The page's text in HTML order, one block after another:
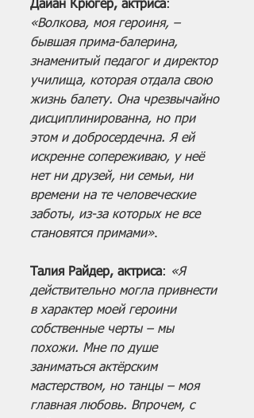
Дайан Крюгер, актриса:
«Волкова, моя героиня, –
бывшая прима-балерина,
знаменитый педагог и директор
училища, которая отдала свою
жизнь балету. Она чрезвычайно
дисциплинированна, но при
этом и добросердечна. Я ей
искренне сопереживаю, у неё
нет ни друзей, ни семьи, ни
времени на те человеческие
заботы, из-за которых не все
становятся примами».
Талия Райдер, актриса: «Я
действительно могла привнести
в характер моей героини
собственные черты – мы
похожи. Мне по душе
заниматься актёрским
мастерством, но танцы – моя
главная любовь. Впрочем, с